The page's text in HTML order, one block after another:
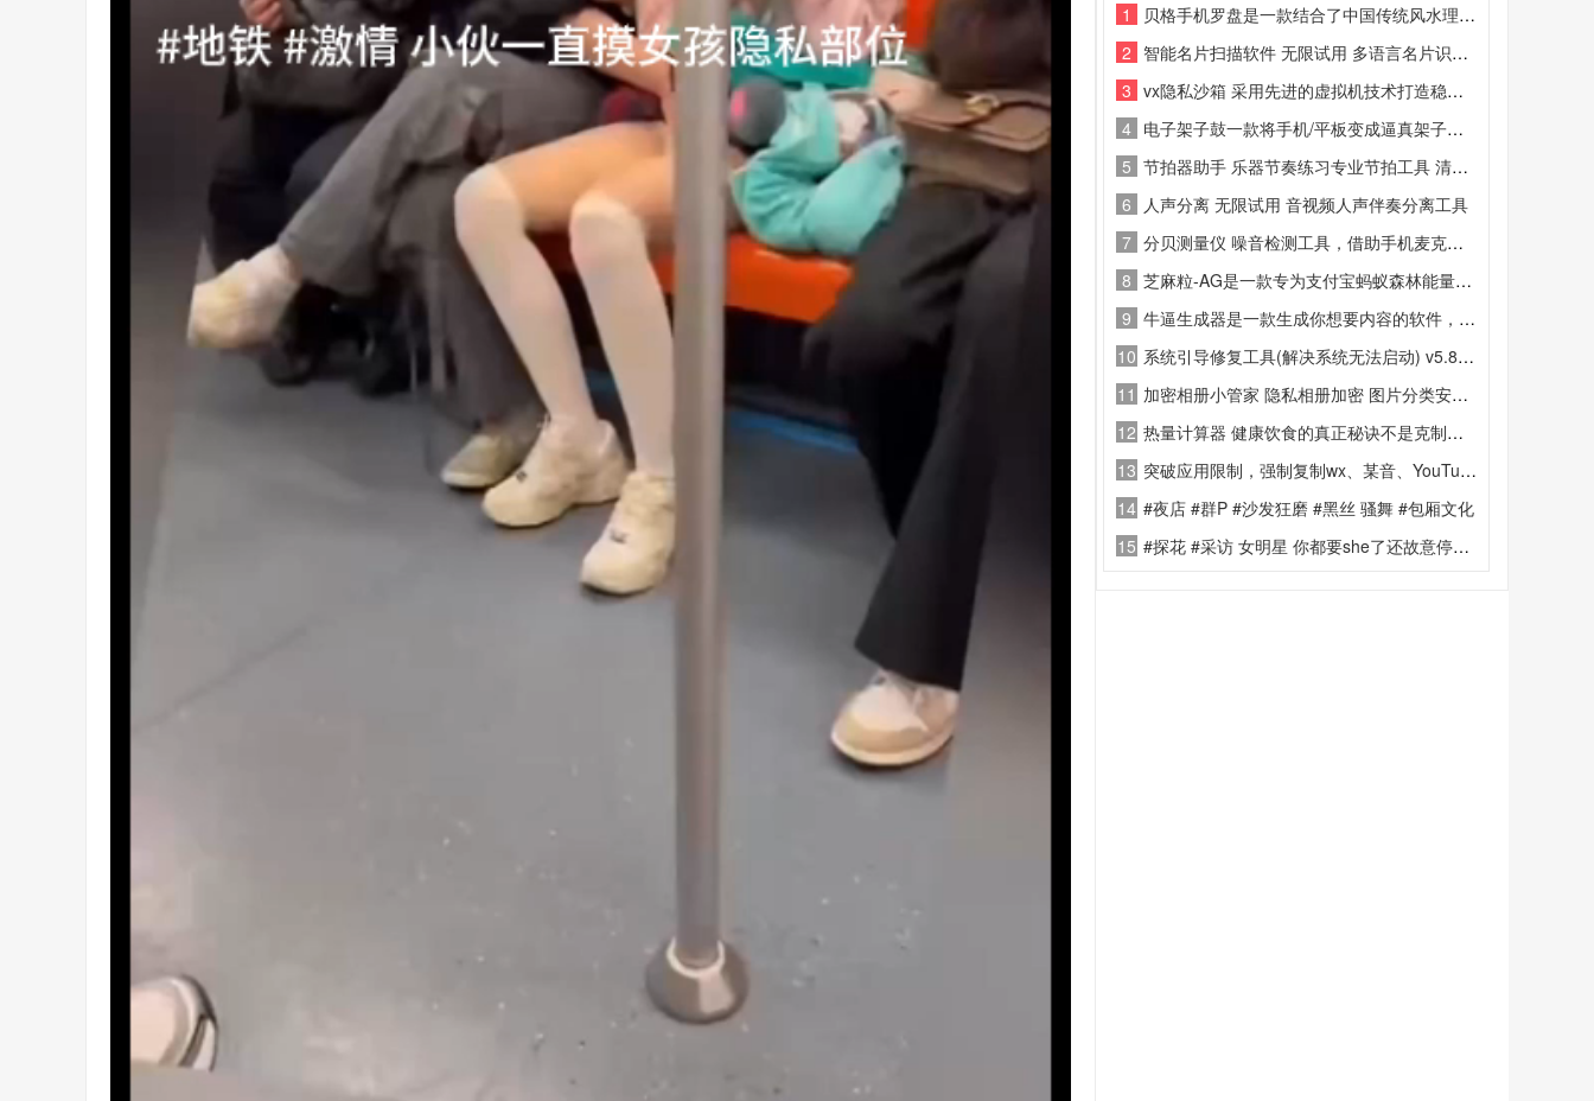
1
贝格手机罗盘是一款结合了中国传统风水理论与现代技术的应用程序
2 智能名片扫描软件 无限试用 多语言名片识别导出工具
3 vx隐私沙箱 采用先进的虚拟机技术打造稳定、高性能的虚拟引擎，无需root手机即可在虚拟环境中运行任何已安装的应用程序
4 电子架子鼓一款将手机/平板变成逼真架子鼓的模拟器应用
5 节拍器助手 乐器节奏练习专业节拍工具 清除数据无限试用
6
人声分离 无限试用 音视频人声伴奏分离工具
7 分贝测量仪 噪音检测工具，借助手机麦克风实时测算环境分贝数值，直观展示噪音强弱
8 芝麻粒-AG是一款专为支付宝蚂蚁森林能量收集和蚂蚁庄园小鸡喂养设计的自动化辅助模块
9 牛逼生成器是一款生成你想要内容的软件，简洁无广，呆瓜操作
10 系统引导修复工具(解决系统无法启动) v5.8.0 中文绿色版
11 加密相册小管家 隐私相册加密 图片分类安全防护工具
12 热量计算器 健康饮食的真正秘诀不是克制自己，而是了解自己的饮食习惯
13 突破应用限制，强制复制wx、某音、YouTube等App中原本无法选中的文字。支持普通模式（无障碍直接复制）和扫描模式（OCR识别图片文字）。智能识别地址、电话、邮箱，支持多选区、滚动复制及快捷翻译/分享。
14 #夜店 #群P #沙发狂磨 #黑丝 骚舞 #包厢文化
15 #探花 #采访 女明星 你都要she了还故意停，这是不想she想赖账？